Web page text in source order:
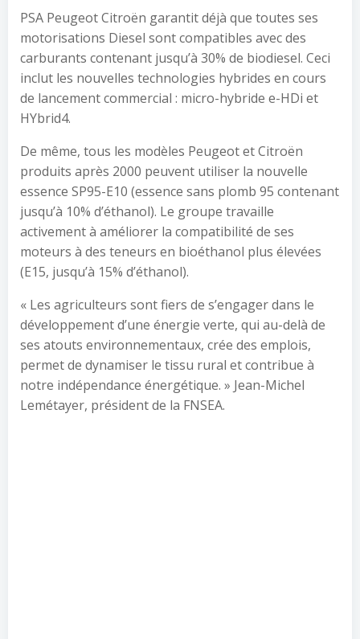
PSA Peugeot Citroën garantit déjà que toutes ses
motorisations Diesel sont compatibles avec des
carburants contenant jusqu’à 30% de biodiesel. Ceci
inclut les nouvelles technologies hybrides en cours
de lancement commercial : micro-hybride e-HDi et
HYbrid4.
De même, tous les modèles Peugeot et Citroën
produits après 2000 peuvent utiliser la nouvelle
essence SP95-E10 (essence sans plomb 95 contenant
jusqu’à 10% d’éthanol). Le groupe travaille
activement à améliorer la compatibilité de ses
moteurs à des teneurs en bioéthanol plus élevées
(E15, jusqu’à 15% d’éthanol).
« Les agriculteurs sont fiers de s’engager dans le
développement d’une énergie verte, qui au-delà de
ses atouts environnementaux, crée des emplois,
permet de dynamiser le tissu rural et contribue à
notre indépendance énergétique. » Jean-Michel
Lemétayer, président de la FNSEA.